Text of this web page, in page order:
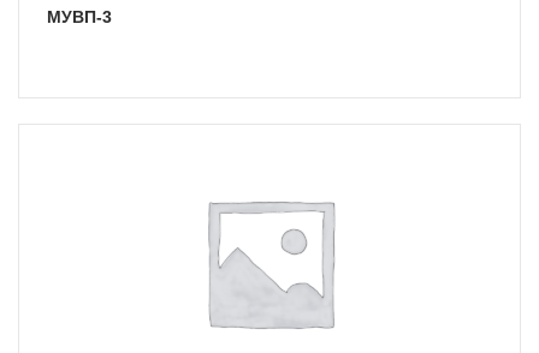
МУВП-3